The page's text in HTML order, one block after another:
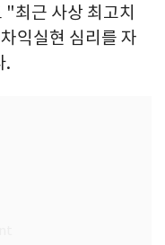
최근 사상 최고치
익실현 심리를 자
.